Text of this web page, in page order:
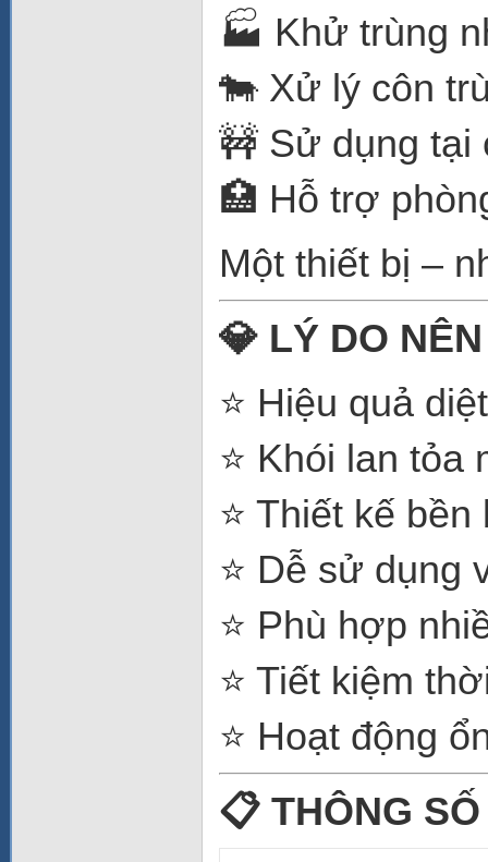
🏭 Khử trùng
🐄 Xử lý côn
🚧 Sử dụng tại
🏥 Hỗ trợ
Một thiết bị –
💎 LÝ DO
⭐ Hiệu quả
⭐ Khói lan tỏa
⭐ Thiết kế
⭐ Dễ sử dụng
⭐ Phù hợp
⭐ Tiết kiệm
⭐ Hoạt động
📋 THÔNG